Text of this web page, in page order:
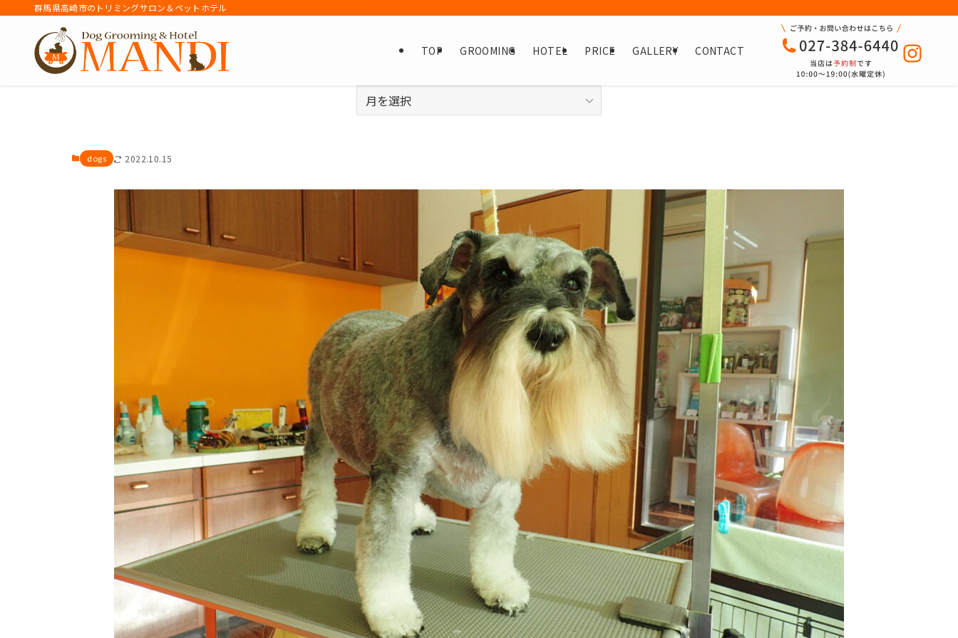
群馬県高崎市のトリミングサロン＆ペットホテル
TOP GROOMING HOTEL PRICE GALLERY CONTACT
dogs 2022.10.15